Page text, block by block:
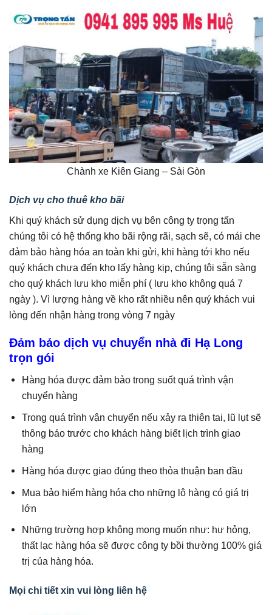
Chành xe Kiên Giang – Sài Gòn
Dịch vụ cho thuê kho bãi
Khi quý khách sử dụng dịch vụ bên công ty trọng tấn
chúng tôi có hệ thống kho bãi rộng rãi, sạch sẽ, có mái che
đảm bảo hàng hóa an toàn khi gửi, khi hàng tới kho nếu
quý khách chưa đến kho lấy hàng kịp, chúng tôi sẵn sàng
cho quý khách lưu kho miễn phí ( lưu kho không quá 7
ngày ). Vì lượng hàng về kho rất nhiều nên quý khách vui
lòng đến nhận hàng trong vòng 7 ngày
Đảm bảo dịch vụ chuyển nhà đi Hạ Long
trọn gói
Hàng hóa được đảm bảo trong suốt quá trình vận
chuyển hàng
Trong quá trình vận chuyển nếu xảy ra thiên tai, lũ lụt sẽ
thông báo trước cho khách hàng biết lịch trình giao
hàng
Hàng hóa được giao đúng theo thỏa thuận ban đầu
Mua bảo hiểm hàng hóa cho những lô hàng có giá trị
lớn
Những trường hợp không mong muốn như: hư hỏng,
thất lạc hàng hóa sẽ được công ty bồi thường 100% giá
trị của hàng hóa.
Mọi chi tiết xin vui lòng liên hệ